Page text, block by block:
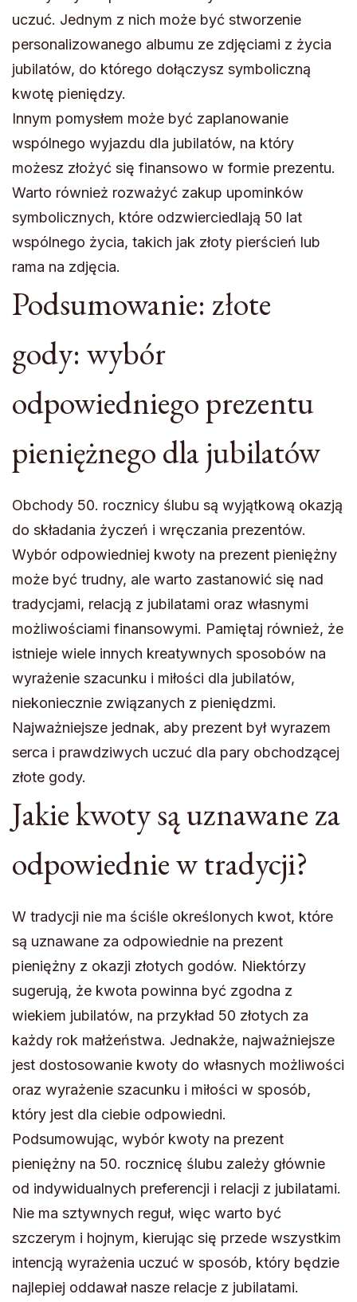
uczuć. Jednym z nich może być stworzenie
personalizowanego albumu ze zdjęciami z życia
jubilatów, do którego dołączysz symboliczną
kwotę pieniędzy.
Innym pomysłem może być zaplanowanie
wspólnego wyjazdu dla jubilatów, na który
możesz złożyć się finansowo w formie prezentu.
Warto również rozważyć zakup upominków
symbolicznych, które odzwierciedlają 50 lat
wspólnego życia, takich jak złoty pierścień lub
rama na zdjęcia.
Podsumowanie: złote
gody: wybór
odpowiedniego prezentu
pieniężnego dla jubilatów
Obchody 50. rocznicy ślubu są wyjątkową okazją
do składania życzeń i wręczania prezentów.
Wybór odpowiedniej kwoty na prezent pieniężny
może być trudny, ale warto zastanowić się nad
tradycjami, relacją z jubilatami oraz własnymi
możliwościami finansowymi. Pamiętaj również, że
istnieje wiele innych kreatywnych sposobów na
wyrażenie szacunku i miłości dla jubilatów,
niekoniecznie związanych z pieniędzmi.
Najważniejsze jednak, aby prezent był wyrazem
serca i prawdziwych uczuć dla pary obchodzącej
złote gody.
Jakie kwoty są uznawane za
odpowiednie w tradycji?
W tradycji nie ma ściśle określonych kwot, które
są uznawane za odpowiednie na prezent
pieniężny z okazji złotych godów. Niektórzy
sugerują, że kwota powinna być zgodna z
wiekiem jubilatów, na przykład 50 złotych za
każdy rok małżeństwa. Jednakże, najważniejsze
jest dostosowanie kwoty do własnych możliwości
oraz wyrażenie szacunku i miłości w sposób,
który jest dla ciebie odpowiedni.
Podsumowując, wybór kwoty na prezent
pieniężny na 50. rocznicę ślubu zależy głównie
od indywidualnych preferencji i relacji z jubilatami.
Nie ma sztywnych reguł, więc warto być
szczerym i hojnym, kierując się przede wszystkim
intencją wyrażenia uczuć w sposób, który będzie
najlepiej oddawał nasze relacje z jubilatami.